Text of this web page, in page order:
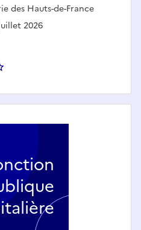
des Hauts-de-France
2026
- Gestionnaire locatif(ve)